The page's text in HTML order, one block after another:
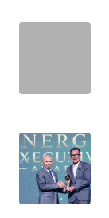
WN
KEPULAUAN
SERIBU